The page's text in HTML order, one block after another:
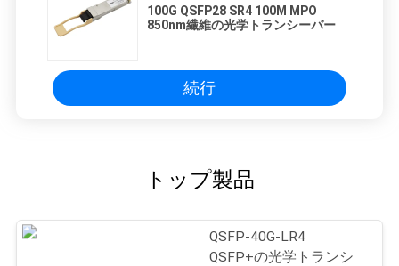
100G QSFP28 SR4 100M MPO
850nm繊維の光学トランシーバー
続行
トップ製品
QSFP-40G-LR4
QSFP+の光学トランシ